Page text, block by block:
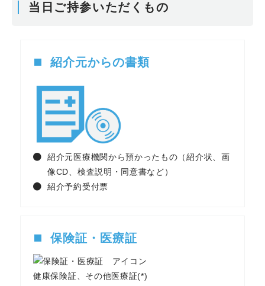
当日ご持参いただくもの
紹介元からの書類
紹介元医療機関から預かったもの（紹介状、画
像CD、検査説明・同意書など）
紹介予約受付票
保険証・医療証
健康保険証、その他医療証(*)